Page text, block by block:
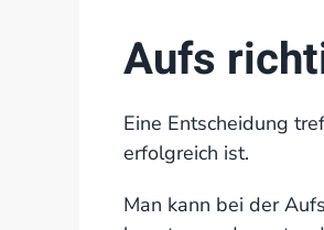
Aufs
Eine Entscheidung
erfolgreich ist.
Man kann bei der